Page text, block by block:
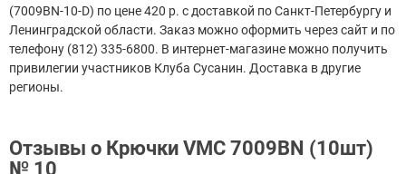
(7009BN-10-D) по цене 420 р. с доставкой по Санкт-Петербургу и
Ленинградской области. Заказ можно оформить через сайт и по
телефону (812) 335-6800. В интернет-магазине можно получить
привилегии участников Клуба Сусанин. Доставка в другие
регионы.
Отзывы о Крючки VMC 7009BN (10шт)
№ 10